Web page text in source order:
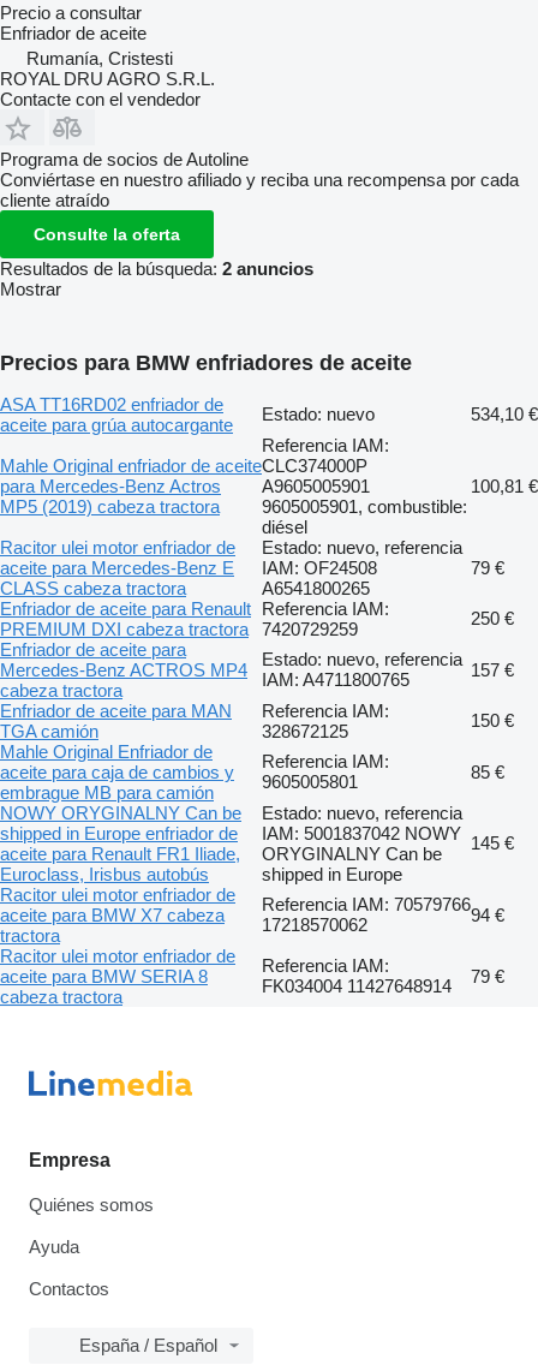
Precio a consultar
Enfriador de aceite
Rumanía, Cristesti
ROYAL DRU AGRO S.R.L.
Contacte con el vendedor
Programa de socios de Autoline
Conviértase en nuestro afiliado y reciba una recompensa por cada
cliente atraído
Consulte la oferta
Resultados de la búsqueda: 2 anuncios
Mostrar
Precios para BMW enfriadores de aceite
ASA TT16RD02 enfriador de
aceite para grúa autocargante
Estado: nuevo 534,10 €
Mahle Original enfriador de aceite
para Mercedes-Benz Actros
MP5 (2019) cabeza tractora
Referencia IAM:
CLC374000P
A9605005901
9605005901, combustible:
diésel
100,81 €
Racitor ulei motor enfriador de
aceite para Mercedes-Benz E
CLASS cabeza tractora
Estado: nuevo, referencia
IAM: OF24508
A6541800265
79 €
Enfriador de aceite para Renault
PREMIUM DXI cabeza tractora
Referencia IAM:
7420729259
250 €
Enfriador de aceite para
Mercedes-Benz ACTROS MP4
cabeza tractora
Estado: nuevo, referencia
IAM: A4711800765
157 €
Enfriador de aceite para MAN
TGA camión
Referencia IAM:
328672125
150 €
Mahle Original Enfriador de
aceite para caja de cambios y
embrague MB para camión
Referencia IAM:
9605005801
85 €
NOWY ORYGINALNY Can be
shipped in Europe enfriador de
aceite para Renault FR1 Iliade,
Euroclass, Irisbus autobús
Estado: nuevo, referencia
IAM: 5001837042 NOWY
ORYGINALNY Can be
shipped in Europe
145 €
Racitor ulei motor enfriador de
aceite para BMW X7 cabeza
tractora
Referencia IAM: 70579766
17218570062
94 €
Racitor ulei motor enfriador de
aceite para BMW SERIA 8
cabeza tractora
Referencia IAM:
FK034004 11427648914
79 €
Empresa
Quiénes somos
Ayuda
Contactos
España / Español